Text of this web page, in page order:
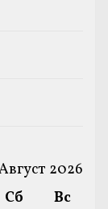
2026
Сб
Вс